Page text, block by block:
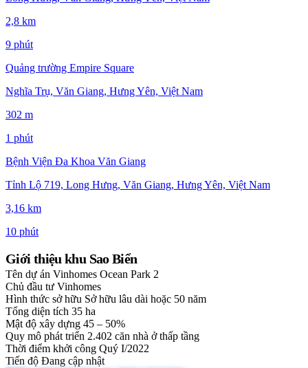
2,8 km
9 phút
Quảng trường Empire Square
Nghĩa Trụ, Văn Giang, Hưng Yên, Việt Nam
302 m
1 phút
Bệnh Viện Đa Khoa Văn Giang
Tỉnh Lộ 719, Long Hưng, Văn Giang, Hưng Yên, Việt Nam
3,16 km
10 phút
Giới thiệu khu Sao Biển
Tên dự án Vinhomes Ocean Park 2
Chủ đầu tư Vinhomes
Hình thức sở hữu Sở hữu lâu dài hoặc 50 năm
Tổng diện tích 35 ha
Mật độ xây dựng 45 – 50%
Quy mô phát triển 2.402 căn nhà ở thấp tầng
Thời điểm khởi công Quý I/2022
Tiến độ Đang cập nhật